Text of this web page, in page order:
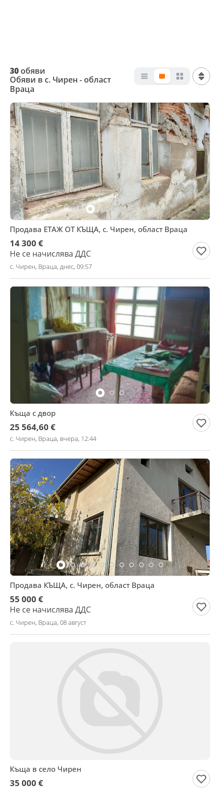
30обяви
Обяви в с. Чирен - област
Враца
Продава ЕТАЖ ОТ КЪЩА, с. Чирен, област Враца
14 300 €
Не се начислява ДДС
с. Чирен, Враца, днес, 09:57
Къща с двор
25 564,60 €
с. Чирен, Враца, вчера, 12:44
Продава КЪЩА, с. Чирен, област Враца
55 000 €
Не се начислява ДДС
с. Чирен, Враца, 08 август
Къща в село Чирен
35 000 €